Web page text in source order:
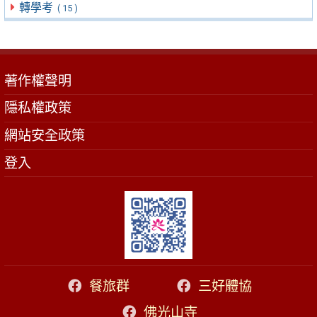
轉學考 ( 15 )
著作權聲明
隱私權政策
網站安全政策
登入
餐旅群
三好體協
佛光山寺